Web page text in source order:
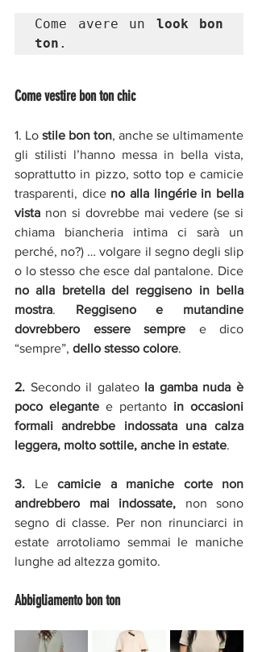
Come avere un look bon
ton .
Come vestire bon ton chic
1. Lo stile bon ton, anche se ultimamente
gli stilisti l’hanno messa in bella vista,
soprattutto in pizzo, sotto top e camicie
trasparenti, dice no alla lingérie in bella
vista non si dovrebbe mai vedere (se si
chiama biancheria intima ci sarà un
perché, no?) … volgare il segno degli slip
no alla bretella del reggiseno in bella
mostra. Reggiseno e mutandine
dovrebbero essere sempre e dico
“sempre”, dello stesso colore.
2. Secondo il galateo la gamba nuda è
poco elegante e pertanto in occasioni
formali andrebbe indossata una calza
leggera, molto sottile, anche in estate.
3. Le camicie a maniche corte non
andrebbero mai indossate, non sono
segno di classe. Per non rinunciarci in
estate arrotoliamo semmai le maniche
lunghe ad altezza gomito.
Abbigliamento bon ton